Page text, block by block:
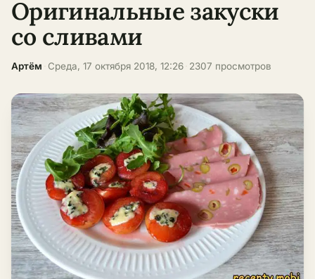
Оригинальные закуски
со сливами
Артём Среда, 17 октября 2018, 12:26 2307 просмотров